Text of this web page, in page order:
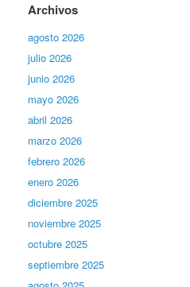
Archivos
agosto 2026
julio 2026
junio 2026
mayo 2026
abril 2026
marzo 2026
febrero 2026
enero 2026
diciembre 2025
noviembre 2025
octubre 2025
septiembre 2025